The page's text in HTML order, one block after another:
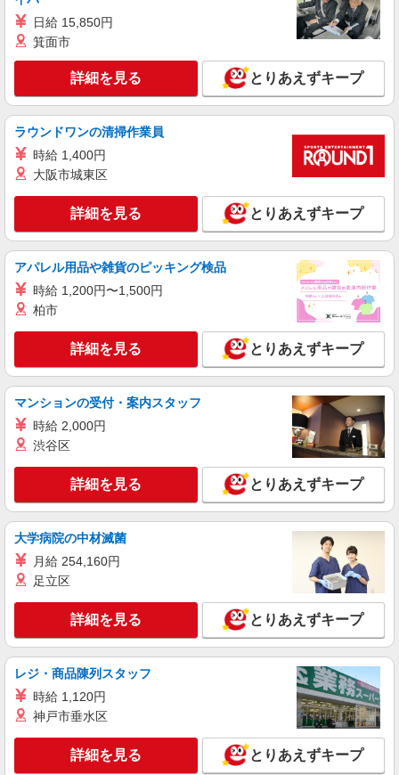
日給 15,850円
箕面市
詳細を見る とりあえずキープ
ラウンドワンの清掃作業員
時給 1,400円
大阪市城東区
詳細を見る とりあえずキープ
アパレル用品や雑貨のピッキング検品
時給 1,200円〜1,500円
柏市
詳細を見る とりあえずキープ
マンションの受付・案内スタッフ
時給 2,000円
渋谷区
詳細を見る とりあえずキープ
大学病院の中材滅菌
月給 254,160円
足立区
詳細を見る とりあえずキープ
レジ・商品陳列スタッフ
時給 1,120円
神戸市垂水区
詳細を見る とりあえずキープ